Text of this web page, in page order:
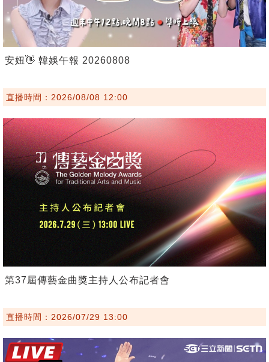
安妞👋 韓娛午報 20260808
直播時間：2026/08/08 12:00
第37屆傳藝金曲獎主持人公布記者會
直播時間：2026/07/29 13:00